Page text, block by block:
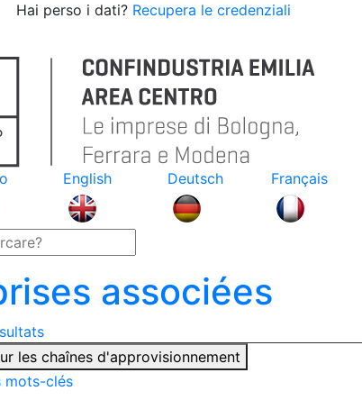
Hai perso i dati? Recupera le credenziali
English Deutsch Français
associées
les chaînes d'approvisionnement
mots-clés